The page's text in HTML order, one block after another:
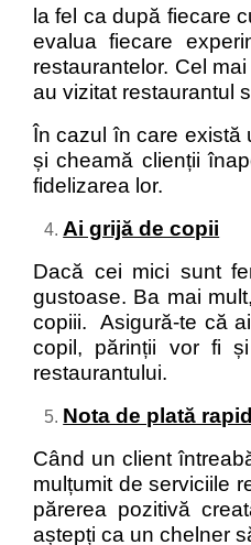
la fel ca după fiecare
evalua fiecare
restaurantelor. Cel
au vizitat restaurantul
În cazul în care există
și cheamă clienții
fidelizarea lor.
Ai grijă de copii
Dacă cei mici sunt
gustoase. Ba mai
copiii. Asigură-te că
copil, părinții vor fi
restaurantului.
Nota de plată
Când un client
mulțumit de serviciile
părerea pozitivă
aștepți ca un chelner